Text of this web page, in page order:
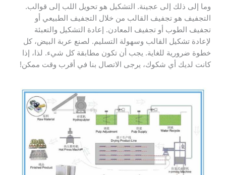
وما إلى ذلك إلى عجينة. التشكيل هو تحويل اللب إلى قوالب.
التجفيف هو تجفيف القالب من خلال التجفيف الطبيعي أو
تجفيف الطوب أو تجفيف المعادن. إعادة التشكيل والتعبئة
لإعادة تشكيل القالب وسهولة التسليم. لصنع عربة البيض، كل
خطوة ضرورية للغاية. يجب أن تكون مطابقة كل شيء. لذا، إذا
كانت لديك أي شكوك، يرجى الاتصال بنا في أقرب وقت ممكن!